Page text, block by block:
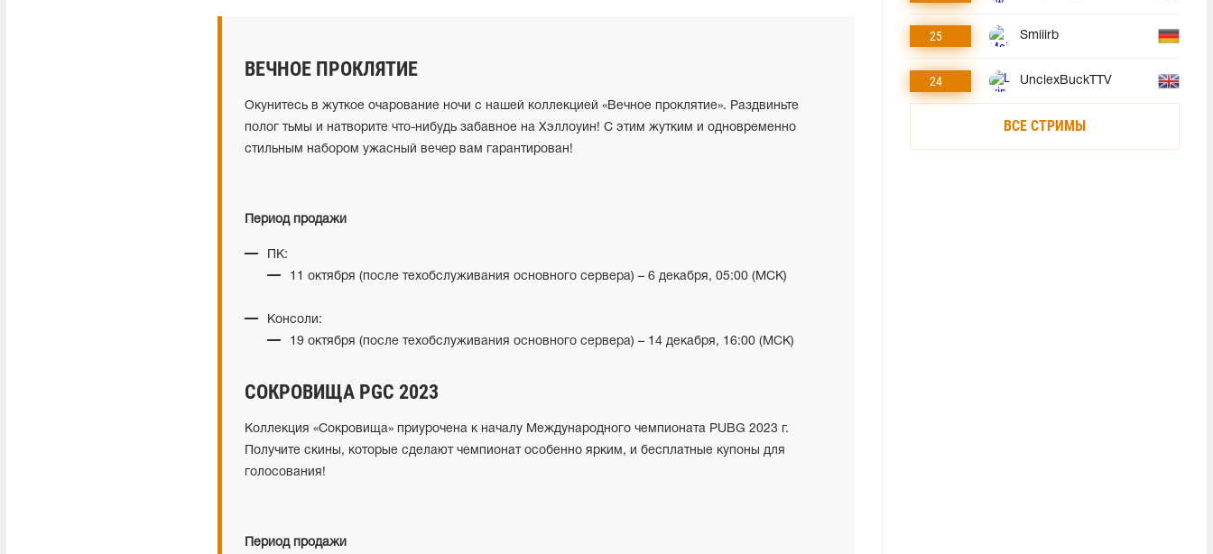
ВЕЧНОЕ ПРОКЛЯТИЕ
Окунитесь в жуткое очарование ночи с нашей коллекцией «Вечное проклятие». Раздвиньте
полог тьмы и натворите что-нибудь забавное на Хэллоуин! С этим жутким и одновременно
стильным набором ужасный вечер вам гарантирован!
Период продажи
ПК:
11 октября (после техобслуживания основного сервера) – 6 декабря, 05:00 (МСК)
Консоли:
19 октября (после техобслуживания основного сервера) – 14 декабря, 16:00 (МСК)
СОКРОВИЩА PGC 2023
Коллекция «Сокровища» приурочена к началу Международного чемпионата PUBG 2023 г.
Получите скины, которые сделают чемпионат особенно ярким, и бесплатные купоны для
голосования!
Период продажи
25 Smiiirb
24 UnclexBuckTTV
ВСЕ СТРИМЫ